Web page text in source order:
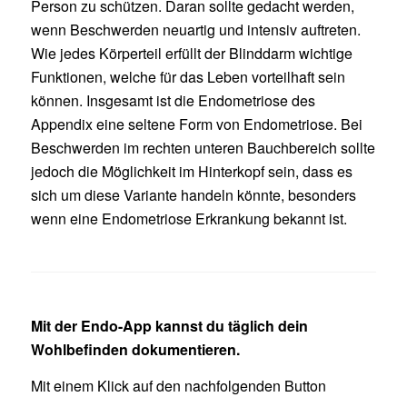
Person zu schützen. Daran sollte gedacht werden,
wenn Beschwerden neuartig und intensiv auftreten.
Wie jedes Körperteil erfüllt der Blinddarm wichtige
Funktionen, welche für das Leben vorteilhaft sein
können. Insgesamt ist die Endometriose des
Appendix eine seltene Form von Endometriose. Bei
Beschwerden im rechten unteren Bauchbereich sollte
jedoch die Möglichkeit im Hinterkopf sein, dass es
sich um diese Variante handeln könnte, besonders
wenn eine Endometriose Erkrankung bekannt ist.
Mit der Endo-App kannst du täglich dein
Wohlbefinden dokumentieren.
Mit einem Klick auf den nachfolgenden Button